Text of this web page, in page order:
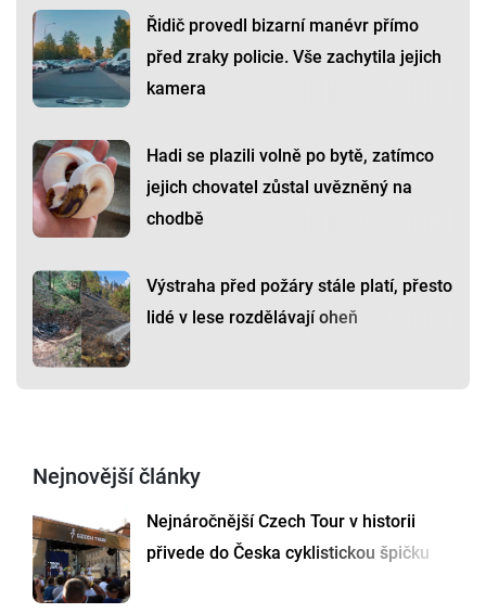
Řidič provedl bizarní manévr přímo
před zraky policie. Vše zachytila jejich
kamera
Hadi se plazili volně po bytě, zatímco
jejich chovatel zůstal uvězněný na
chodbě
Výstraha před požáry stále platí, přesto
lidé v lese rozdělávají oheň
Nejnovější články
Nejnáročnější Czech Tour v historii
přivede do Česka cyklistickou špičku